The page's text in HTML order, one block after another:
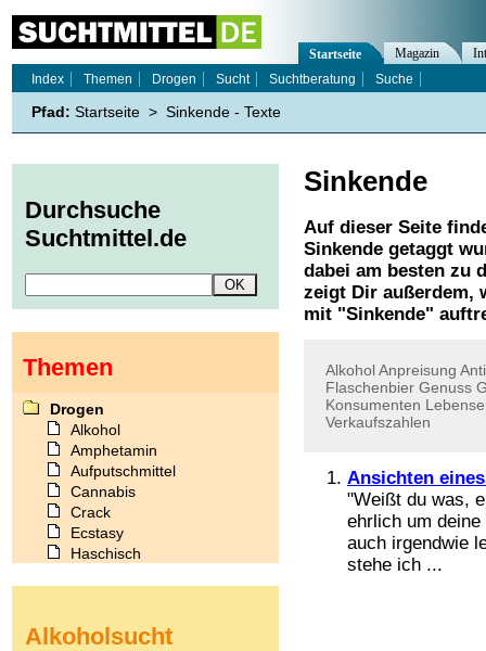
Sinkende
Auf dieser Seite
Sinkende getaggt
dabei am besten zu
zeigt Dir außerdem,
mit "Sinkende"
AlkoholAnpreisung
Flaschenbier Genuss
Konsumenten
Verkaufszahlen
Ansichten
"Weißt du was,
ehrlich um
auch irgendwie
stehe ich ...
Startseite Magazin
Index
Themen Drogen Sucht Suchtberatung Suche
Pfad: Startseite > Sinkende - Texte
Durchsuche
Suchtmittel.de
Themen
Drogen
Alkohol
Amphetamin
Aufputschmittel
Cannabis
Crack
Ecstasy
Haschisch
Kokain
Alkoholsucht